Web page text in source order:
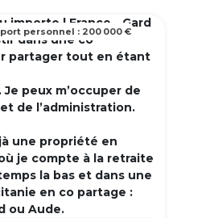
importe | France - Gard
dans une co
partager tout en étant
Je peux m’occuper de
de l’administration.
une propriété en
je compte à la retraite
la bas et dans une
en co partage :
ou Aude.
personnel : 200 000 €